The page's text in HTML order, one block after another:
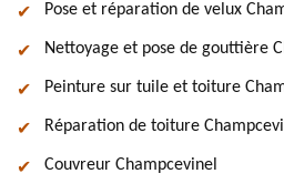
Pose et réparation de velux
Nettoyage et pose de gouttière
Peinture sur tuile et toiture
Réparation de toiture
Couvreur Champcevinel